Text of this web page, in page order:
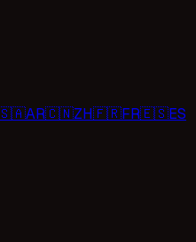
AR🇨🇳ZH🇫🇷FR🇪🇸ES